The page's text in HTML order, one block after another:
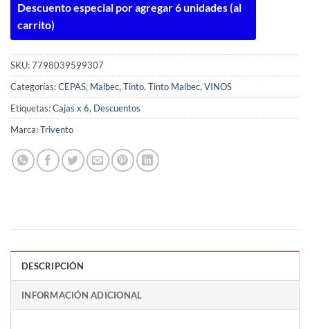
Descuento especial por agregar 6 unidades (al
carrito)
SKU:7798039599307
Categorías:CEPAS, Malbec,Tinto,Tinto Malbec,VINOS
Etiquetas:Cajas x 6, Descuentos
Marca:Trivento
DESCRIPCIÓN
INFORMACIÓN ADICIONAL